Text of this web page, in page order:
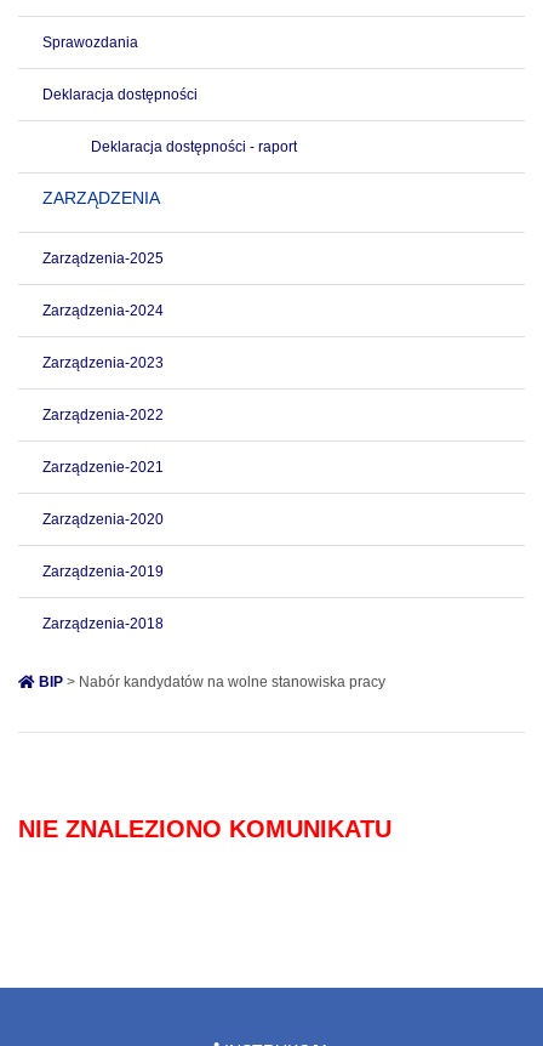
Sprawozdania
Deklaracja dostępności
Deklaracja dostępności - raport
ZARZĄDZENIA
Zarządzenia-2025
Zarządzenia-2024
Zarządzenia-2023
Zarządzenia-2022
Zarządzenie-2021
Zarządzenia-2020
Zarządzenia-2019
Zarządzenia-2018
BIP > Nabór kandydatów na wolne stanowiska pracy
NIE ZNALEZIONO KOMUNIKATU